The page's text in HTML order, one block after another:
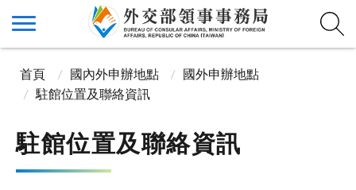
首頁 國內外申辦地點
國外申辦地點
駐館位置及聯絡資訊
駐館位置及聯絡資訊